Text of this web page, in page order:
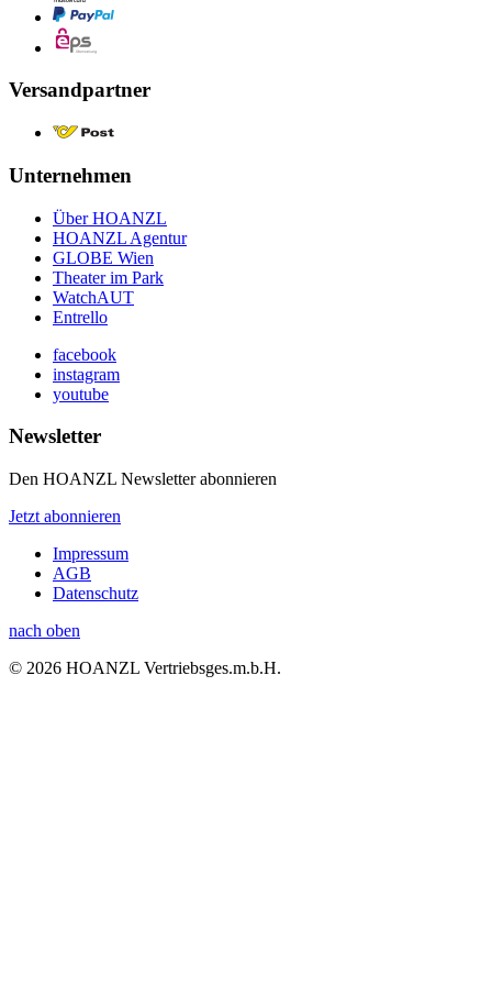
Versandpartner
Unternehmen
Über HOANZL
HOANZL Agentur
GLOBE Wien
Theater im Park
WatchAUT
Entrello
facebook
instagram
youtube
Newsletter
Den HOANZL Newsletter abonnieren
Jetzt abonnieren
Impressum
AGB
Datenschutz
nach oben
© 2026 HOANZL Vertriebsges.m.b.H.